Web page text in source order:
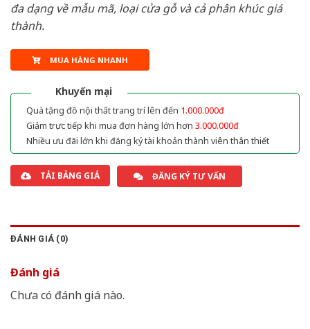
đa dạng về mẫu mã, loại cửa gỗ và cả phân khúc giá
thành.
MUA HÀNG NHANH
Khuyến mại
Quà tặng đồ nội thất trang trí lên đến 1.000.000đ
Giảm trực tiếp khi mua đơn hàng lớn hơn 3.000.000đ
Nhiều ưu đãi lớn khi đăng ký tài khoản thành viên thân thiết
TẢI BẢNG GIÁ ĐĂNG KÝ TƯ VẤN
ĐÁNH GIÁ (0)
Đánh giá
Chưa có đánh giá nào.